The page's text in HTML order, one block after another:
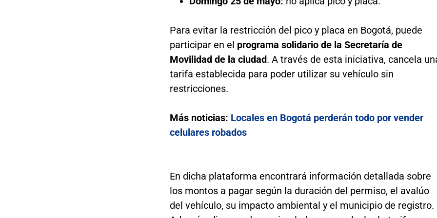
Para evitar la restricción del pico y placa en Bogotá, puede
participar en el programa solidario de la Secretaría de
Movilidad de la ciudad. A través de esta iniciativa, cancela
tarifa establecida para poder utilizar su vehículo sin
restricciones.
Más noticias: Locales en Bogotá perderán todo por vender
celulares robados
En dicha plataforma encontrará información detallada sobre
los montos a pagar según la duración del permiso, el avalúo
del vehículo, su impacto ambiental y el municipio de registro.